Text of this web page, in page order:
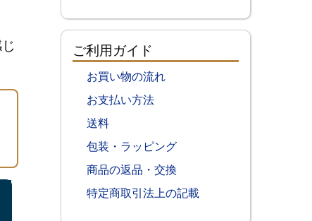
ご利用ガイド
お買い物の流れ
お支払い方法
送料
包装・ラッピング
商品の返品・交換
特定商取引法上の記載